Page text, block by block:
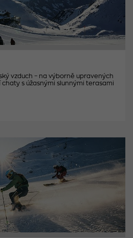
vzduch – na výborně upravených
s úžasnými slunnými terasami